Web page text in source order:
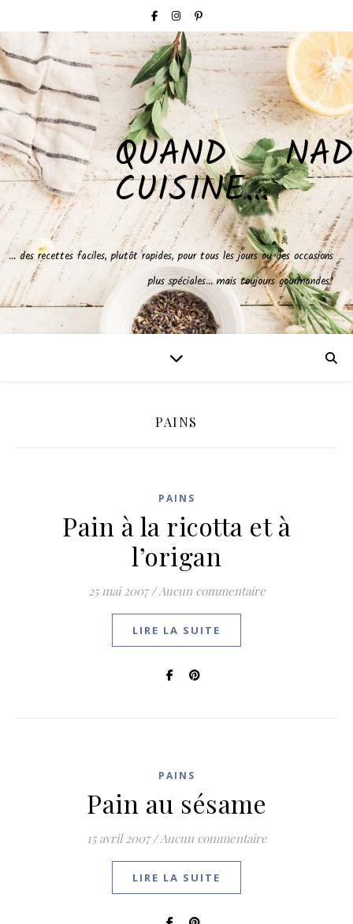
QUAND NAD
CUISINE…
… des recettes faciles, plutôt rapides, pour tous les jours ou des occasions
plus spéciales… mais toujours gourmandes!
PAINS
PAINS
Pain à la ricotta et à
l’origan
25 mai 2007 /Aucun commentaire
LIRE LA SUITE
PAINS
Pain au sésame
15 avril 2007 /Aucun commentaire
LIRE LA SUITE